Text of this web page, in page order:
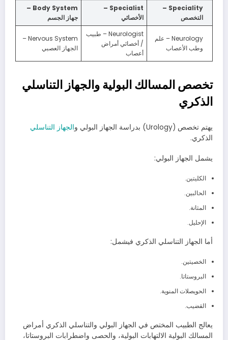
Speciality –
التخصص
Specialist –
الأخصائي
Body System –
جهاز الجسم
Neurology – علم
وطب الأعصاب
Neurologist – طبيب
/ أخصائي أمراض
أعصاب
Nervous System –
الجهاز العصبي
تخصص المسالك البولية والجهاز التناسلي
الذكري
يهتم تخصص (Urology) بدراسة الجهاز البولي و
الجهاز التناسلي
الذكري.
يشمل الجهاز البولي:
الكليتين.
الحالبين.
المثانة.
الإحليل.
أما الجهاز التناسلي الذكري فيشمل:
الخصيتين.
البروستاتا.
الحويصلات المنوية.
القضيب.
يعالج الطبيب المختص في الجهاز البولي والتناسلي الذكري أمراض
المسالك البولية الالتهابات البولية، والحصى واضطرابات البروستاتا،